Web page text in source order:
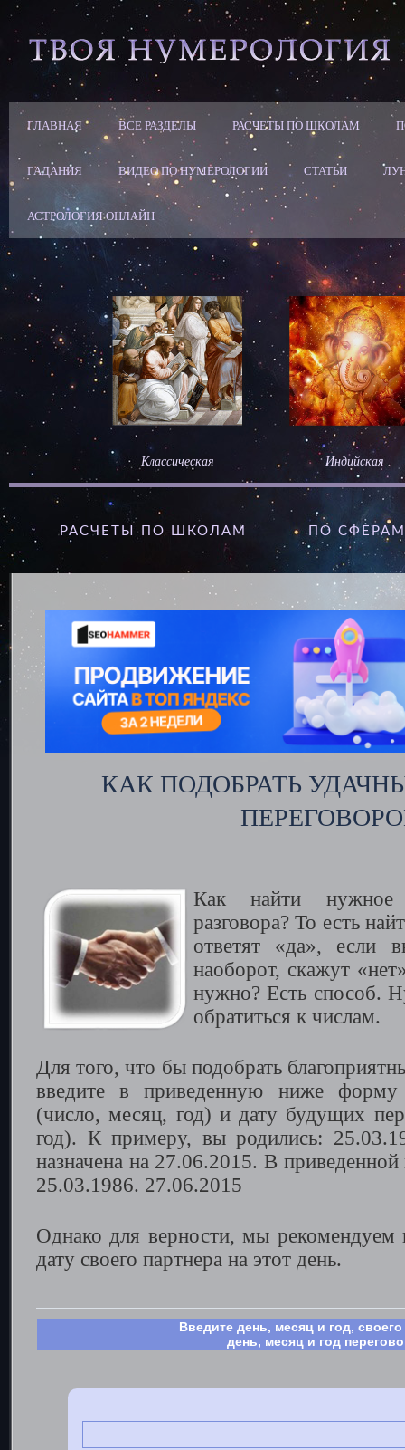
ГЛАВНАЯ ВСЕ РАЗДЕЛЫ РАСЧЕТЫ ПО ШКОЛАМ
ГАДАНИЯ ВИДЕО ПО НУМЕРОЛОГИИ СТАТЬИ
АСТРОЛОГИЯ ОНЛАЙН
Классическая Индийская
РАСЧЕТЫ ПО ШКОЛАМ ПО
КАК ПОДОБРАТЬ
Как найти
разговора? То есть
ответят «да», если
наоборот, скажут
нужно? Есть способ.
обратиться к числам.
Для того, что бы подобрать
введите в приведенную ниже форму
(число, месяц, год) и дату будущих
год). К примеру, вы родились:
назначена на 27.06.2015. В
25.03.1986. 27.06.2015
Однако для верности, мы рекомендуем
дату своего партнера на этот день.
Введите день, месяц и год,
день, месяц и год